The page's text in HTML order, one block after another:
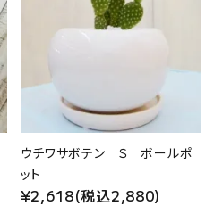
ウチワサボテン Ｓ ボールポ
ット
¥2,618(税込2,880)